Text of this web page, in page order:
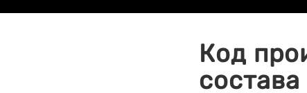
Код
состава